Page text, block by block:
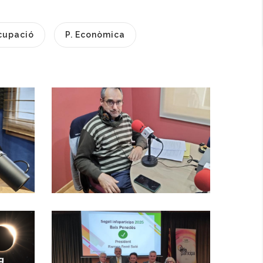
P. Econòmica
,
Dia Amb Francesc
Caralt,
Responsable Del
Departament
D'informàtica Del
Consell Comarcal
Del Baix Penedès
Altres
El Consell
Penedès Obté Per
Primer Cop El
Segell
El Baix Penedès